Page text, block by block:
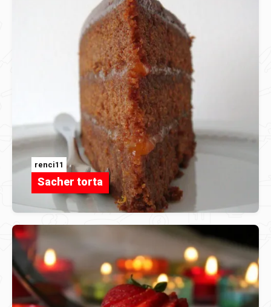
renci11
Sacher torta